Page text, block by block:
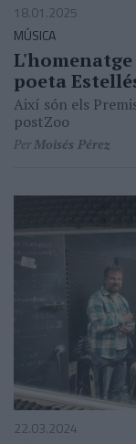
18.01.2025
MÚSICA
poeta
Així són els
postZoo
PerMoisés Pérez
22.03.2024